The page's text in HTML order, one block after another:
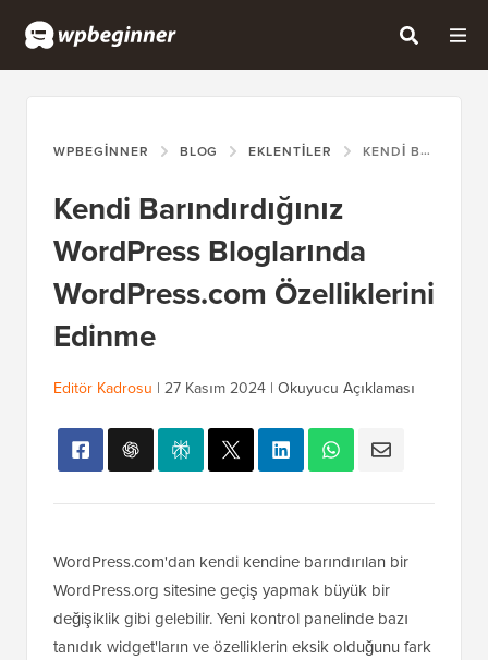
WPBEGINNER BLOG EKLENTILER KENDI BARINDIRDIĞINIZ WORDPRESS BLOGLARINDA WORDPRESS.COM ÖZELLIKLERINI EDINME
Kendi Barındırdığınız
WordPress Bloglarında
WordPress.com Özelliklerini
Edinme
Editör Kadrosu | 27 Kasım 2024 | Okuyucu Açıklaması
WordPress.com'dan kendi kendine barındırılan bir
WordPress.org sitesine geçiş yapmak büyük bir
değişiklik gibi gelebilir. Yeni kontrol panelinde bazı
tanıdık widget'ların ve özelliklerin eksik olduğunu fark